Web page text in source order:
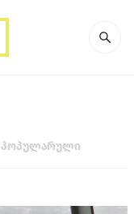
პოპულარული